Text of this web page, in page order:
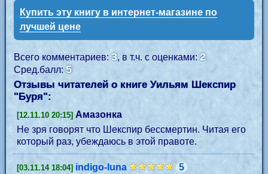
Купить эту книгу в интернет-магазине по
лучшей цене
Всего комментариев: 3, в т.ч. с оценками:2
Сред.балл: 5
Отзывы читателей о книге Уильям Шекспир
"Буря":
[12.11.10 20:15] Амазонка
Не зря говорят что Шекспир бессмертин. Читая его
который раз, убеждаюсь в этой правоте.
[03.11.14 18:04] indigo-luna
5